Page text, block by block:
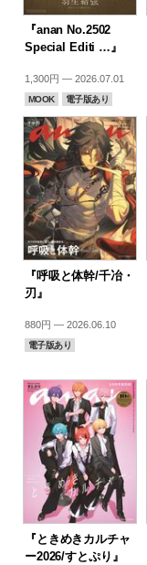
『anan No.2502
Special Editi …』
1,300円 — 2026.07.01
MOOK 電子版あり
『呼吸と体幹/千冶・
刃』
880円 — 2026.06.10
電子版あり
『ときめきカルチャ
ー2026/すとぷり』